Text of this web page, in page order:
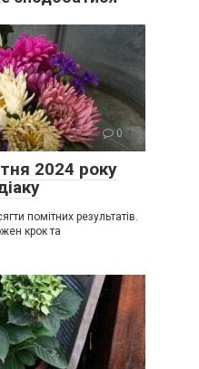
0
2024 року
помітних результатів.
крок та